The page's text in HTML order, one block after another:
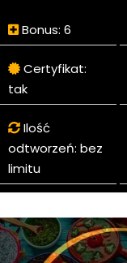
Bonus: 6
Certyfikat:
tak
Ilość
odtworzeń: bez
limitu